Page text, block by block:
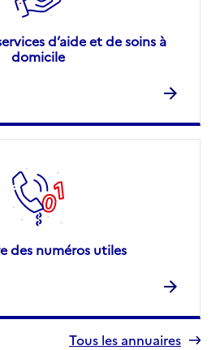
d’aide et de soins à
domicile
des numéros utiles
Tous les annuaires